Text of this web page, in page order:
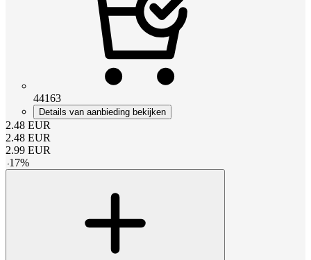
44163
Details van aanbieding bekijken
2.48 EUR
2.48 EUR
2.99 EUR
-17%